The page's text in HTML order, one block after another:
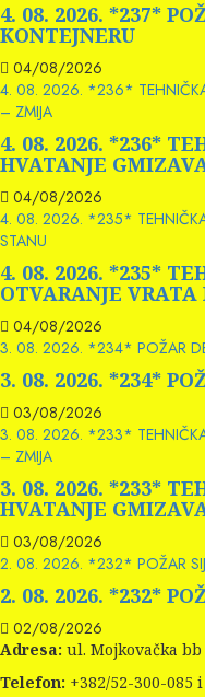
4. 08. 2026. *237*
KONTEJNERU
04/08/2026
4. 08. 2026. *236* TEHNIČKA
– ZMIJA
4. 08. 2026. *236*
HVATANJE
04/08/2026
4. 08. 2026. *235* TEHNIČKA
STANU
4. 08. 2026. *235*
OTVARANJE
04/08/2026
3. 08. 2026. *234* POŽAR
3. 08. 2026. *234*
03/08/2026
3. 08. 2026. *233* TEHNIČKA
– ZMIJA
3. 08. 2026. *233*
HVATANJE
03/08/2026
2. 08. 2026. *232* POŽAR
2. 08. 2026. *232*
02/08/2026
Adresa: ul. Mojkovačka
Telefon: +382/52-300-085